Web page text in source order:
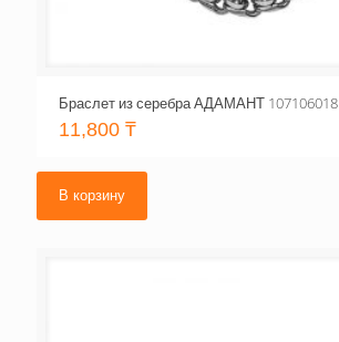
Браслет из серебра АДАМАНТ 107106018
11,800 ₸
В корзину